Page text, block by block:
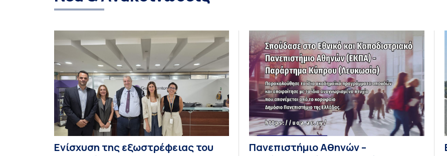
Ενίσχυση της εξωστρέφειας του
Πανεπιστήμιο Αθηνών –